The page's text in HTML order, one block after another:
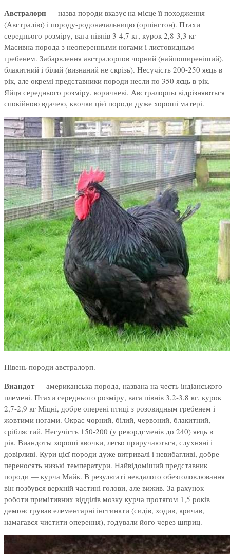
Австралорп — назва породи вказує на місце її походження
(Австралію) і породу-родоначальницю (орпінгтон). Птахи
середнього розміру, вага півнів 3-4,7 кг, курок 2,8-3,3 кг
Масивна порода з неоперенными ногами і листовидным
гребенем. Забарвлення австралорпов чорний (найпоширеніший),
блакитний і білий (визнаний не скрізь). Несучість 200-250 яєць в
рік, але окремі представники породи несли по 350 яєць в рік.
Яйця середнього розміру, коричневі. Австралорпы відрізняються
спокійною вдачею, квочки цієї породи дуже хороші матері.
Півень породи австралорп.
Виандот— американська порода, названа на честь індіанського
племені. Птахи середнього розміру, вага півнів 3,2-3,8 кг, курок
2,7-2,9 кг Міцні, добре оперені птиці з розовидным гребенем і
жовтими ногами. Окрас чорний, білий, червоний, блакитний,
сріблястий. Несучість 150-200 (у рекордсменів до 240) яєць в
рік. Виандоты хороші квочки, легко приручаються, слухняні і
довірливі. Кури цієї породи дуже витривалі і невибагливі, добре
переносять низькі температури. Найвідоміший представник
породи — курча Майк. В результаті невдалого обезголовлювання
він позбувся верхній частині голови, але вижив. За рахунок
роботи примітивних відділів мозку курча протягом 1,5 років
демонстрував елементарні інстинкти (сидів, ходив, кричав,
намагався чистити оперення), годували його через шприц.